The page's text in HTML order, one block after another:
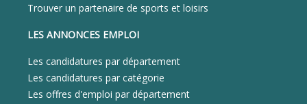
Trouver un partenaire de sports et loisirs
LES ANNONCES EMPLOI
Les candidatures par département
Les candidatures par catégorie
Les offres d'emploi par département